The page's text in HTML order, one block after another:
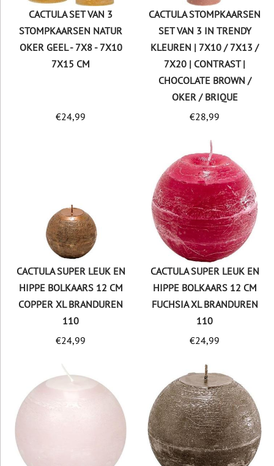
CACTULA SET VAN 3
STOMPKAARSEN NATUR
OKER GEEL - 7X8 - 7X10
7X15 CM
€24,99
CACTULA STOMPKAARSEN
SET VAN 3 IN TRENDY
KLEUREN | 7X10 / 7X13 /
7X20 | CONTRAST |
CHOCOLATE BROWN /
OKER / BRIQUE
€28,99
CACTULA SUPER LEUK EN
HIPPE BOLKAARS 12 CM
COPPER XL BRANDUREN
110
€24,99
CACTULA SUPER LEUK EN
HIPPE BOLKAARS 12 CM
FUCHSIA XL BRANDUREN
110
€24,99